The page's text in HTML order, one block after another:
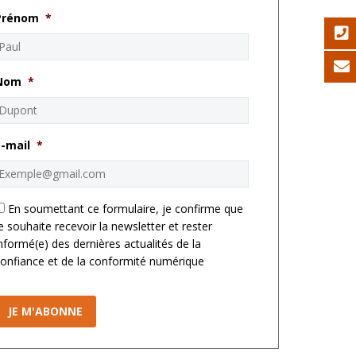
*
*
mail *
* En soumettant ce formulaire, je confirme que
souhaite recevoir la newsletter et rester
des dernières actualités de la
et de la conformité numérique